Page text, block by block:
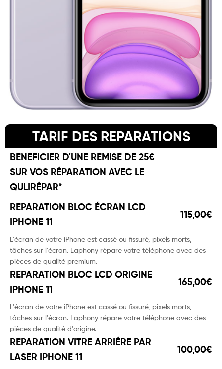
TARIF DES REPARATIONS
BENEFICIER D'UNE REMISE DE 25€
SUR VOS RÉPARATION AVEC LE
QULIRÉPAR*
REPARATION BLOC ÉCRAN LCD
IPHONE 11
115,00€
L'écran de votre iPhone est cassé ou fissuré, pixels morts,
tâches sur l'écran. Laphony répare votre téléphone avec des
pièces de qualité premium.
REPARATION BLOC LCD ORIGINE
IPHONE 11
165,00€
L'écran de votre iPhone est cassé ou fissuré, pixels morts,
tâches sur l'écran. Laphony répare votre téléphone avec des
pièces de qualité d'origine.
REPARATION VITRE ARRIÉRE PAR
LASER IPHONE 11
100,00€